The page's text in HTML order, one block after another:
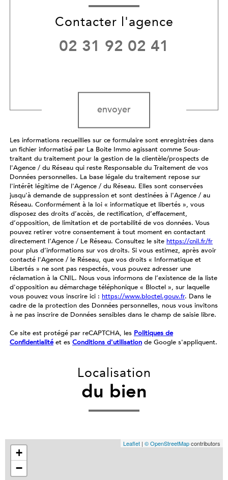
Contacter l'agence
02 31 92 02 41
envoyer
Les informations recueillies sur ce formulaire sont enregistrées dans
un fichier informatisé par La Boite Immo agissant comme Sous-
traitant du traitement pour la gestion de la clientèle/prospects de
l'Agence / du Réseau qui reste Responsable du Traitement de vos
Données personnelles. La base légale du traitement repose sur
l'intérêt légitime de l'Agence / du Réseau. Elles sont conservées
jusqu'à demande de suppression et sont destinées à l'Agence / au
Réseau. Conformément à la loi « informatique et libertés », vous
disposez des droits d’accès, de rectification, d’effacement,
d’opposition, de limitation et de portabilité de vos données. Vous
pouvez retirer votre consentement à tout moment en contactant
directement l’Agence / Le Réseau. Consultez le site https://cnil.fr/fr
pour plus d’informations sur vos droits. Si vous estimez, après avoir
contacté l'Agence / le Réseau, que vos droits « Informatique et
Libertés » ne sont pas respectés, vous pouvez adresser une
réclamation à la CNIL. Nous vous informons de l’existence de la liste
d'opposition au démarchage téléphonique « Bloctel », sur laquelle
vous pouvez vous inscrire ici : https://www.bloctel.gouv.fr. Dans le
cadre de la protection des Données personnelles, nous vous invitons
à ne pas inscrire de Données sensibles dans le champ de saisie libre.
Ce site est protégé par reCAPTCHA, les Politiques de
Confidentialitéet es Conditions d'utilisation de Google s'appliquent.
Localisation
du bien
+
−
Leaflet | © OpenStreetMapcontributors